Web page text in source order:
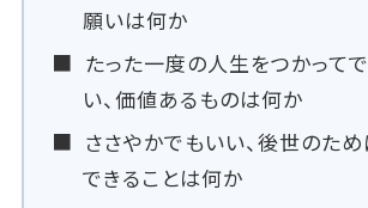
願いは何か
たった一度の人生をつかって
い、価値あるものは何か
ささやかでもいい、後世のた
できることは何か